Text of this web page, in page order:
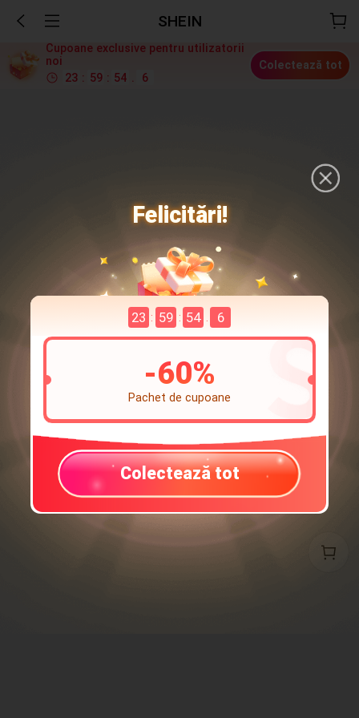
SHEIN
Cupoane exclusive pentru utilizatorii
noi
23 : 59 : 54 4
Colectează tot
Felicitări!
23 : 59 : 54 4
-60%
Pachet de cupoane
Colectează tot